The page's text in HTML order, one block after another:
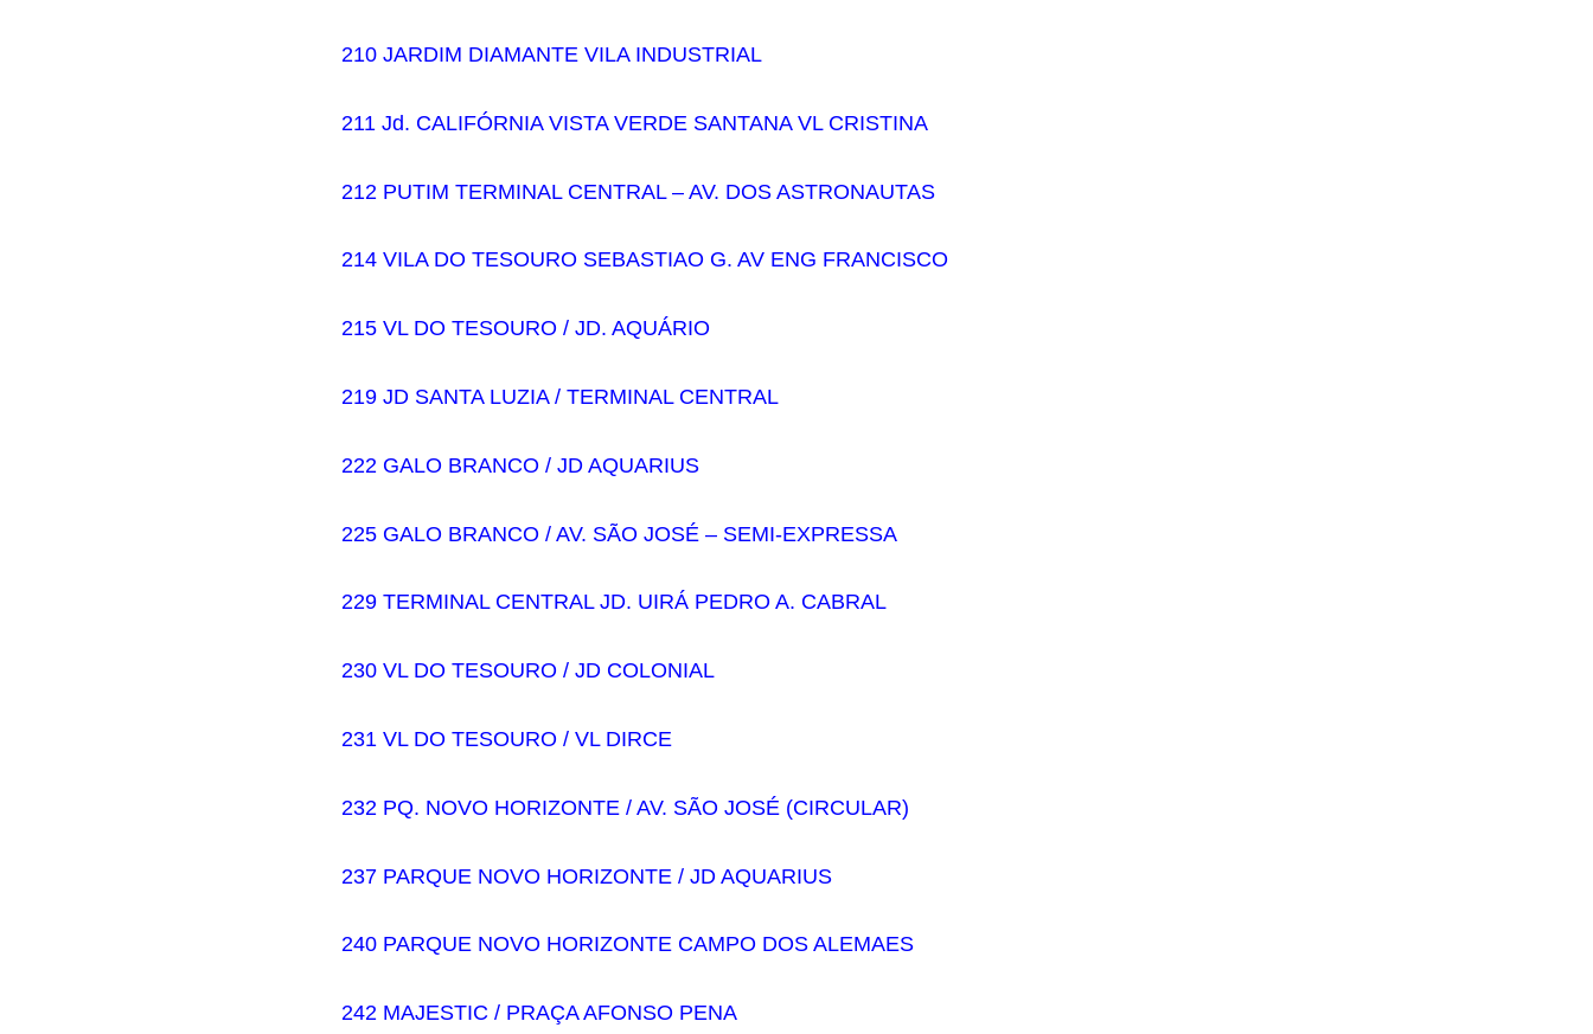
210 JARDIM DIAMANTE VILA INDUSTRIAL
211 Jd. CALIFÓRNIA VISTA VERDE SANTANA VL CRISTINA
212 PUTIM TERMINAL CENTRAL – AV. DOS ASTRONAUTAS
214 VILA DO TESOURO SEBASTIAO G. AV ENG FRANCISCO
215 VL DO TESOURO / JD. AQUÁRIO
219 JD SANTA LUZIA / TERMINAL CENTRAL
222 GALO BRANCO / JD AQUARIUS
225 GALO BRANCO / AV. SÃO JOSÉ – SEMI-EXPRESSA
229 TERMINAL CENTRAL JD. UIRÁ PEDRO A. CABRAL
230 VL DO TESOURO / JD COLONIAL
231 VL DO TESOURO / VL DIRCE
232 PQ. NOVO HORIZONTE / AV. SÃO JOSÉ (CIRCULAR)
237 PARQUE NOVO HORIZONTE / JD AQUARIUS
240 PARQUE NOVO HORIZONTE CAMPO DOS ALEMAES
242 MAJESTIC / PRAÇA AFONSO PENA